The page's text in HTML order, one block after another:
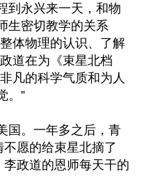
到永兴来一天，和物
生密切教学的关系
体物理的认识、了解
道在为《束星北档
凡的科学气质和为人
。”
国。一年多之后，青
不愿的给束星北摘了
李政道的恩师每天干的